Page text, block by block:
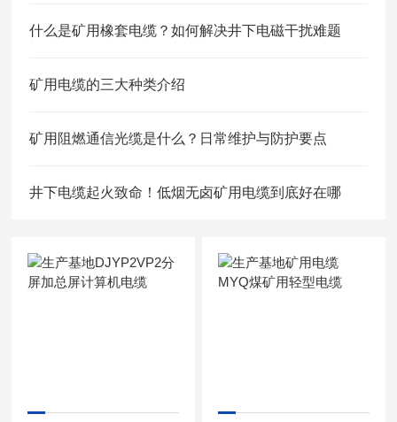
什么是矿用橡套电缆？如何解决井下电磁干扰难题
矿用电缆的三大种类介绍
矿用阻燃通信光缆是什么？日常维护与防护要点
井下电缆起火致命！低烟无卤矿用电缆到底好在哪